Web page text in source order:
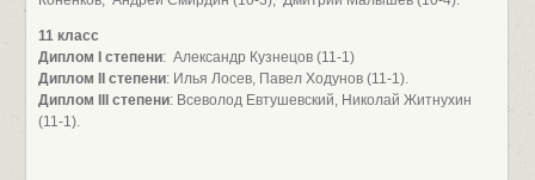
11 класс
Диплом I степени: Александр Кузнецов (11-1)
Диплом II степени: Илья Лосев, Павел Ходунов (11-1).
Диплом III степени: Всеволод Евтушевский, Николай Житнухин
(11-1).